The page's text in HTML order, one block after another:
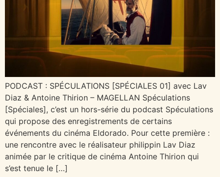
PODCAST : SPÉCULATIONS [SPÉCIALES 01] avec Lav
Diaz & Antoine Thirion – MAGELLAN Spéculations
[Spéciales], c’est un hors-série du podcast Spéculations
qui propose des enregistrements de certains
événements du cinéma Eldorado. Pour cette première :
une rencontre avec le réalisateur philippin Lav Diaz
animée par le critique de cinéma Antoine Thirion qui
s’est tenue le […]